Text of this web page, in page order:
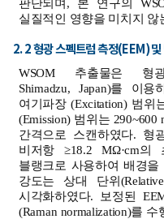
판단되며, 본 연구의
실질적인 영향을 미치지 않
2. 2 형광 스펙트럼 측정(EEM)
WSOM 추출물은 형광
Shimadzu, Japan)를 이
여기파장 (Excitation) 범위
(Emission) 범위는
간격으로 스캔하였다. 형
비저항 ≥18.2 MΩ·cm의
블랭크로 사용하여 배경
강도는 상대 단위
시각화하였다. 보정된
(Raman normalization)를